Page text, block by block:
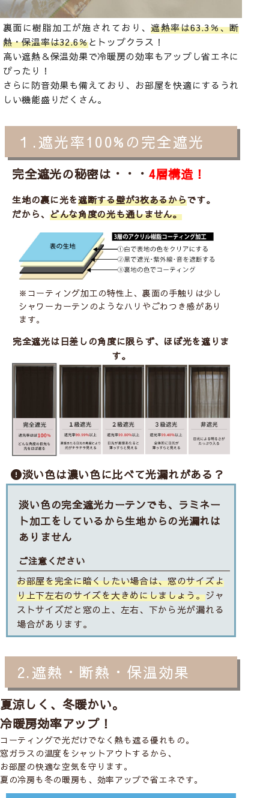
裏面に樹脂加工が施されており、遮熱率は63.3％、断
熱・保温率は32.6％とトップクラス！
高い遮熱＆保温効果で冷暖房の効率もアップし省エネに
ぴったり！
さらに防音効果も備えており、お部屋を快適にするうれ
しい機能盛りだくさん。
１.遮光率100%の完全遮光
完全遮光の秘密は・・・ 4層構造！
生地の裏に光を遮断する壁が3枚あるからです。
だから、 どんな角度の光も通しません。
※コーティング加工の特性上、裏面の手触りは少し
シャワーカーテンのようなハリやごわつき感があり
ます。
完全遮光は日差しの角度に限らず、ほぼ光を遮りま
す。
淡い色は濃い色に比べて光漏れがある？
淡い色の完全遮光カーテンでも、ラミネー
ト加工をしているから生地からの光漏れは
ありません
ご注意ください
お部屋を完全に暗くしたい場合は、窓のサイズよ
り上下左右のサイズを大きめにしましょう。ジャ
ストサイズだと窓の上、左右、下から光が漏れる
場合があります。
2.遮熱・断熱・保温効果
夏涼しく、冬暖かい。
冷暖房効率アップ！
コーティングで光だけでなく熱も遮る優れもの。
窓ガラスの温度をシャットアウトするから、
お部屋の快適な空気を守ります。
夏の冷房も冬の暖房も、効率アップで省エネです。